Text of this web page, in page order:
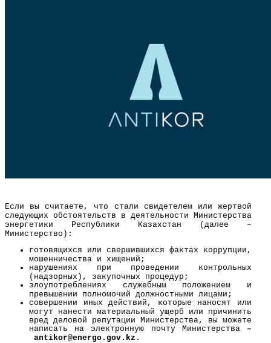
Если вы считаете, что стали свидетелем или жертвой
следующих обстоятельств в деятельности Министерства
энергетики Республики Казахстан (далее –
Министерство):
готовящихся или свершившихся фактах коррупции,
мошенничества и хищений;
нарушениях при проведении контрольных
(надзорных), закупочных процедур;
злоупотреблениях служебным положением и
превышении полномочий должностными лицами;
совершении иных действий, которые наносят или
могут нанести материальный ущерб или причинить
вред деловой репутации Министерства, вы можете
написать на электронную почту Министерства –
antikor@energo .gov.kz .